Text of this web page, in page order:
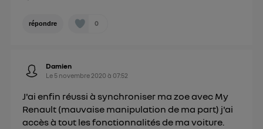
répondre 0
Damien
Le 5 novembre 2020 à 07:52
J'ai enfin réussi à synchroniser ma zoe avec My
Renault (mauvaise manipulation de ma part) j'ai
accès à tout les fonctionnalités de ma voiture.